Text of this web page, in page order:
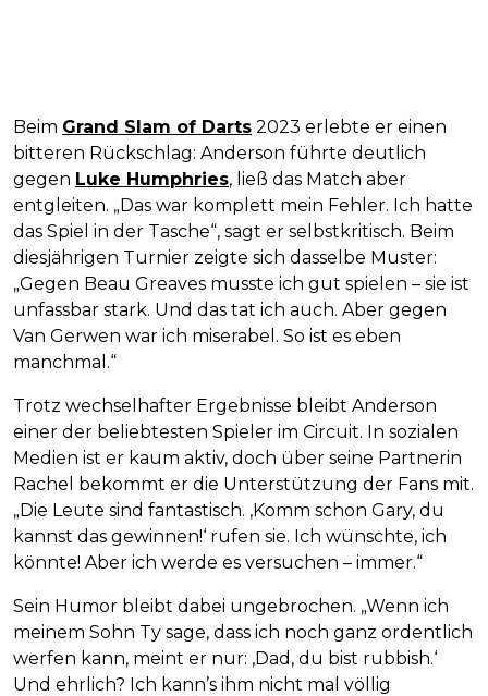
Beim Grand Slam of Darts 2023 erlebte er einen
bitteren Rückschlag: Anderson führte deutlich
gegen Luke Humphries, ließ das Match aber
entgleiten. „Das war komplett mein Fehler. Ich hatte
das Spiel in der Tasche“, sagt er selbstkritisch. Beim
diesjährigen Turnier zeigte sich dasselbe Muster:
„Gegen Beau Greaves musste ich gut spielen – sie ist
unfassbar stark. Und das tat ich auch. Aber gegen
Van Gerwen war ich miserabel. So ist es eben
manchmal.“
Trotz wechselhafter Ergebnisse bleibt Anderson
einer der beliebtesten Spieler im Circuit. In sozialen
Medien ist er kaum aktiv, doch über seine Partnerin
Rachel bekommt er die Unterstützung der Fans mit.
„Die Leute sind fantastisch. ‚Komm schon Gary, du
kannst das gewinnen!‘ rufen sie. Ich wünschte, ich
könnte! Aber ich werde es versuchen – immer.“
Sein Humor bleibt dabei ungebrochen. „Wenn ich
meinem Sohn Ty sage, dass ich noch ganz ordentlich
werfen kann, meint er nur: ‚Dad, du bist rubbish.‘
Und ehrlich? Ich kann’s ihm nicht mal völlig